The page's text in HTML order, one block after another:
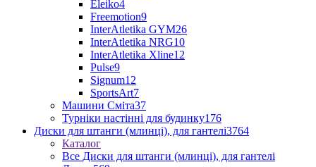
Eleiko4
Freemotion9
InterAtletika GYM26
InterAtletika NRG10
InterAtletika Xline12
Pulse9
Signum12
SportsArt7
Машини Сміта37
Турніки настінні для будинку176
Диски для штанги (млинці), для гантелі3764
Каталог
Все Диски для штанги (млинці), для гантелі